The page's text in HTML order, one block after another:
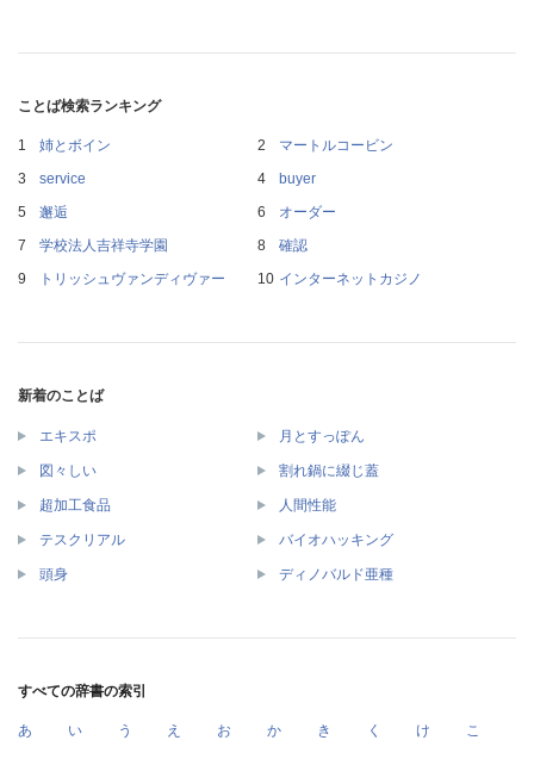
ことば検索ランキング
姉とボイン
マートルコービン
service
buyer
邂逅
オーダー
学校法人吉祥寺学園
確認
トリッシュヴァンディヴァー
インターネットカジノ
新着のことば
エキスポ 月とすっぽん
図々しい 割れ鍋に綴じ蓋
超加工食品 人間性能
テスクリアル バイオハッキング
頭身 ディノバルド亜種
すべての辞書の索引
あ い う え お か き く け こ